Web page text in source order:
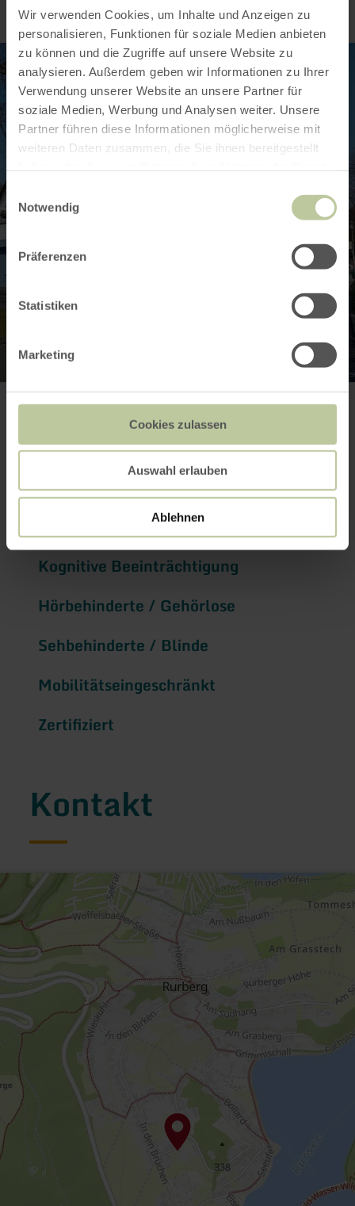
Wir verwenden Cookies, um Inhalte und Anzeigen zu
personalisieren, Funktionen für soziale Medien anbieten
zu können und die Zugriffe auf unsere Website zu
analysieren. Außerdem geben wir Informationen zu Ihrer
Verwendung unserer Website an unsere Partner für
soziale Medien, Werbung und Analysen weiter. Unsere
Partner führen diese Informationen möglicherweise mit
weiteren Daten zusammen, die Sie ihnen bereitgestellt
Einwilligungsauswahl
Notwendig
Präferenzen
Statistiken
Marketing
Cookies zulassen
Auswahl erlauben
Ablehnen
Reisen-Für-Alle
Informationen
Kognitive Beeinträchtigung
Hörbehinderte / Gehörlose
Sehbehinderte / Blinde
Mobilitätseingeschränkt
Zertifiziert
Kontakt